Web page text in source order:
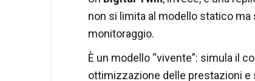
non si limita al modello statico ma
monitoraggio.
È un modello “vivente”: simula il
ottimizzazione delle prestazioni e